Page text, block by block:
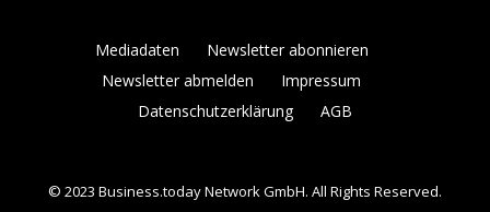
Mediadaten
Newsletter abonnieren
Newsletter abmelden
Impressum
Datenschutzerklärung
AGB
© 2023 Business.today Network GmbH. All Rights Reserved.